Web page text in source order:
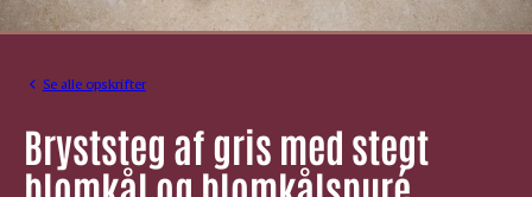
Se alle opskrifter
Bryststeg af gris med stegt